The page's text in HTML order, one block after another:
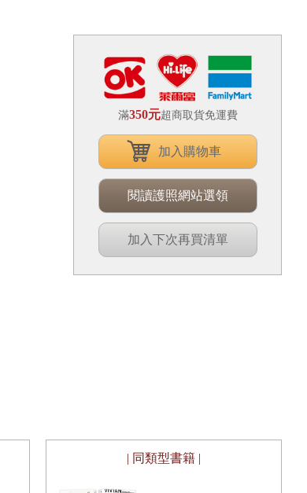
滿350元超商取貨免運費
加入購物車
閱讀護照網站選領
加入下次再買清單
| 同類型書籍 |